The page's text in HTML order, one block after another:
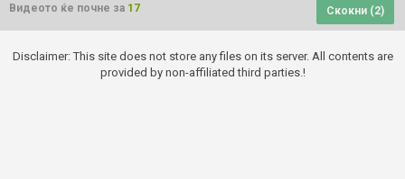
Видеото ќе почне за 17 Скокни (2)
Disclaimer: This site does not store any files on its server. All contents are
provided by non-affiliated third parties.!